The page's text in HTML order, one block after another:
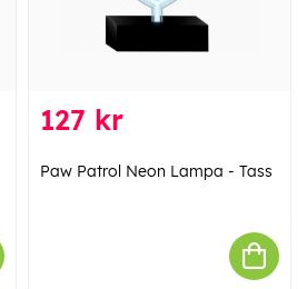
127 kr
Paw Patrol Neon Lampa - Tass